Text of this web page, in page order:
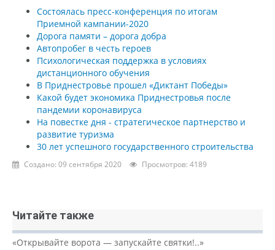
Состоялась пресс-конференция по итогам
Приемной кампании-2020
Дорога памяти – дорога добра
Автопробег в честь героев
Психологическая поддержка в условиях
дистанционного обучения
В Приднестровье прошел «Диктант Победы»
Какой будет экономика Приднестровья после
пандемии коронавируса
На повестке дня - стратегическое партнерство и
развитие туризма
30 лет успешного государственного строительства
Создано: 09 сентября 2020 Просмотров: 4189
Читайте также
«Открывайте ворота — запускайте святки!..»